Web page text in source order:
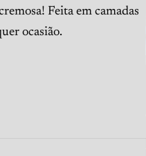
Feita em camadas
ocasião.